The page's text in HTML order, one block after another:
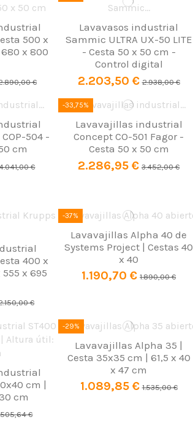
500 x
x 800
€
Lavavasos industrial
Sammic ULTRA UX-50 LITE
- Cesta 50 x 50 cm -
Control digital
2.203,50 € 2.938,00 €
504 -
cm
€
-33,75%
Lavavajillas industrial
Concept CO-501 Fagor -
Cesta 50 x 50 cm
2.286,95 € 3.452,00 €
400 x
x 695
€
-37%
Lavavajillas Alpha 40 de
Systems Project | Cestas 40
x 40
1.190,70 € 1.890,00 €
cm |
cm
€
-29%
Lavavajillas Alpha 35 |
Cesta 35x35 cm | 61,5 x 40
x 47 cm
1.089,85 € 1.535,00 €